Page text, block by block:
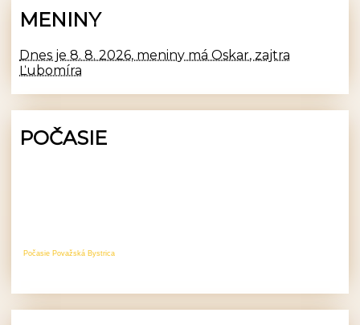
MENINY
Dnes je 8. 8. 2026, meniny má Oskar, zajtra
Ľubomíra
POČASIE
Počasie Považská Bystrica